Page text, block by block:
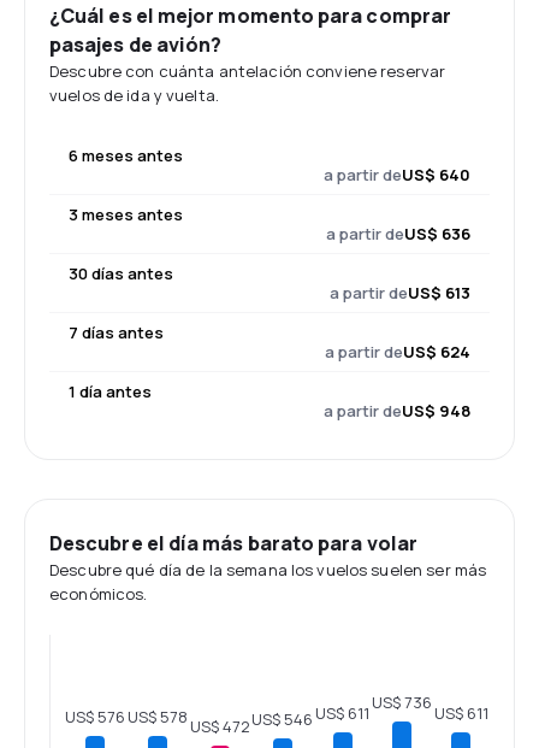
¿Cuál es el mejor momento para comprar
pasajes de avión?
Descubre con cuánta antelación conviene reservar
vuelos de ida y vuelta.
6 meses antes
a partir deUS$ 640
3 meses antes
a partir deUS$ 636
30 días antes
a partir deUS$ 613
7 días antes
a partir deUS$ 624
1 día antes
a partir deUS$ 948
Descubre el día más barato para volar
Descubre qué día de la semana los vuelos suelen ser más
económicos.
US$ 576 US$ 578 US$ 472US$ 546 US$ 611
US$ 736
US$ 611